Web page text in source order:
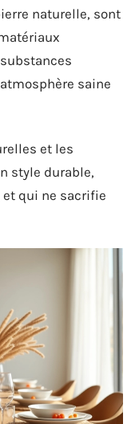
naturelle, sont
saine
et les
style durable,
et qui ne sacrifie